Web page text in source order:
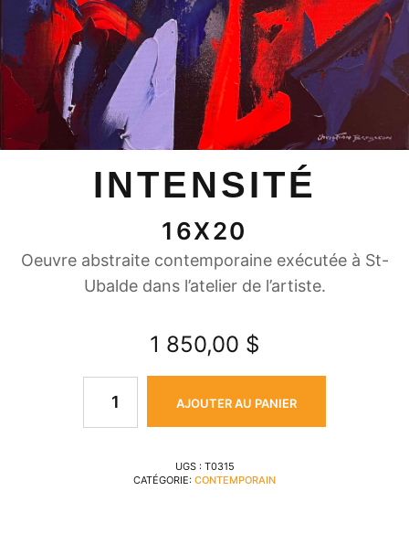
INTENSITÉ
16X20
Oeuvre abstraite contemporaine exécutée à St-
Ubalde dans l’atelier de l’artiste.
1 850,00 $
AJOUTER AU PANIER
UGS : T0315
CATÉGORIE: CONTEMPORAIN